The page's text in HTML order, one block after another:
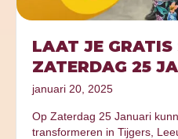
LAAT JE GRATIS
ZATERDAG 25
januari 20, 2025
Op Zaterdag 25 Januari
transformeren in Tijgers,